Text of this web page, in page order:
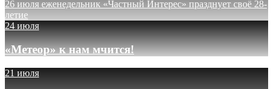
26 июля еженедельник «Частный Интерес» празднует своё 28-
летие
24 июля
«Метеор» к нам мчится!
21 июля